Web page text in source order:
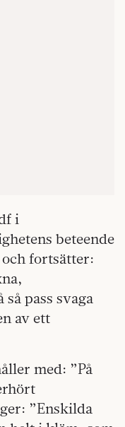
i
beteende
fortsätter:
pass svaga
av ett
med: ”På
”Enskilda